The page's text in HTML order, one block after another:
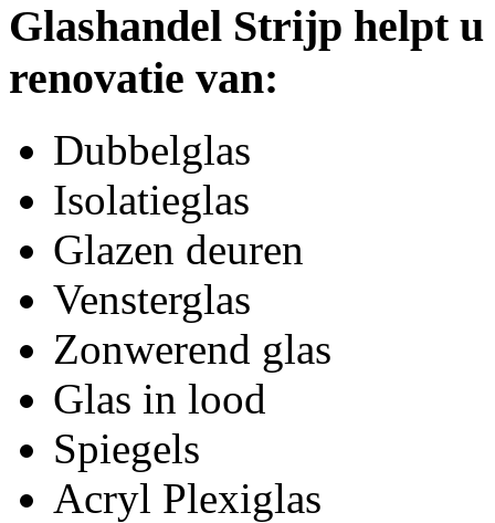
Glashandel Strijp helpt
renovatie van:
Dubbelglas
Isolatieglas
Glazen deuren
Vensterglas
Zonwerend glas
Glas in lood
Spiegels
Acryl Plexiglas